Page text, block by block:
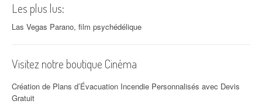
Les plus lus:
Las Vegas Parano, film psychédélique
Visitez notre boutique Cinéma
Création de Plans d’Évacuation Incendie Personnalisés avec Devis
Gratuit